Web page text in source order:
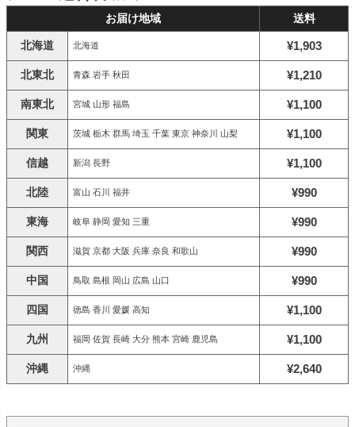
お届け地域 送料
北海道 北海道 ¥1,903
北東北 青森 岩手 秋田 ¥1,210
南東北 宮城 山形 福島 ¥1,100
関東 茨城 栃木 群馬 埼玉 千葉 東京 神奈川 山梨 ¥1,100
信越 新潟 長野 ¥1,100
北陸 富山 石川 福井 ¥990
東海 岐阜 静岡 愛知 三重 ¥990
関西 滋賀 京都 大阪 兵庫 奈良 和歌山 ¥990
中国 鳥取 島根 岡山 広島 山口 ¥990
四国 徳島 香川 愛媛 高知 ¥1,100
九州 福岡 佐賀 長崎 大分 熊本 宮崎 鹿児島 ¥1,100
沖縄 沖縄 ¥2,640